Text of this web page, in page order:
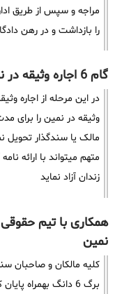
مراجه و سپس از طریق
را بازداشت و در رهن
گام 6 اجاره وثیقه در نمین (دریافت نامه آزادی)
در این مرحله از اجاره
وثیقه در نمین را
مالک یا سندگذار تحویل
متهم میتواند با ارائه
زندان آزاد نماید
همکاری با تیم
نمین
کلیه مالکان و صاحبان
برگ 6 دانگ بهمراه